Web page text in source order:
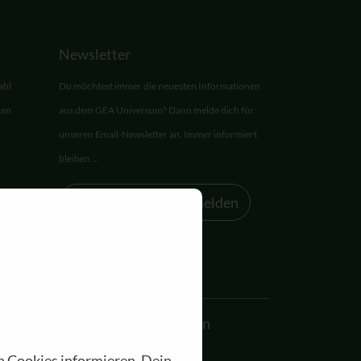
Newsletter
Du möchtest immer die neuesten Informationen
aus dem GEA Universum? Dann melde dich für
unseren Email-Newsletter an. Immer informiert
bleiben ...
Zum Newsletter anmelden
Allgemein